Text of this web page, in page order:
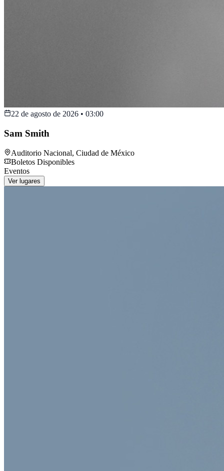
22 de agosto de 2026 • 03:00
Sam Smith
Auditorio Nacional, Ciudad de México
Boletos Disponibles
Eventos
Ver lugares